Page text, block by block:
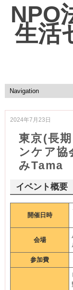
NPO
生活
2024年7月23日
東京(長
ンケア協
みTama
イベント概要
開催日時
会場
参加費